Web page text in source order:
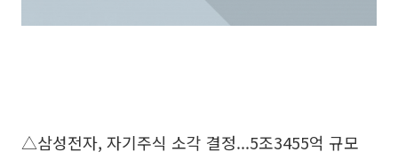
△삼성전자, 자기주식 소각 결정...5조3455억 규모